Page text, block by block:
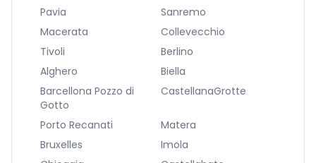
Pavia
Sanremo
Macerata
Collevecchio
Tivoli
Berlino
Alghero
Biella
Barcellona Pozzo di
Gotto
CastellanaGrotte
Porto Recanati
Matera
Bruxelles
Imola